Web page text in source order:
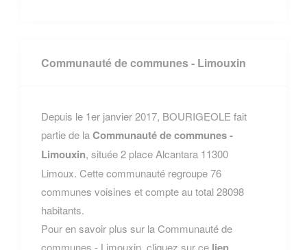
Communauté de communes - Limouxin
Depuis le 1er janvier 2017, BOURIGEOLE fait
partie de laCommunauté de communes -
Limouxin, située 2 place Alcantara 11300
Limoux. Cette communauté regroupe 76
communes voisines et compte au total 28098
habitants.
Pour en savoir plus sur la Communauté de
communes - Limouxin, cliquez sur ce